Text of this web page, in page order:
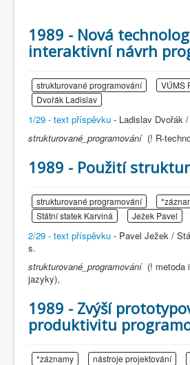
1989 - Nová
interaktivní návrh
strukturované programování VÚMS
Dvořák Ladislav
1/29 - text příspěvku - Ladislav Dvořák
strukturované_programování (! R-
1989 - Použití
strukturované programování
Státní statek Karviná
Ježek Pavel
2/29 - text příspěvku - Pavel Ježek /
s.
strukturované_programování (! metoda
jazyky),
1989 - Zvýší
produktivitu
*záznamy nástroje projektování